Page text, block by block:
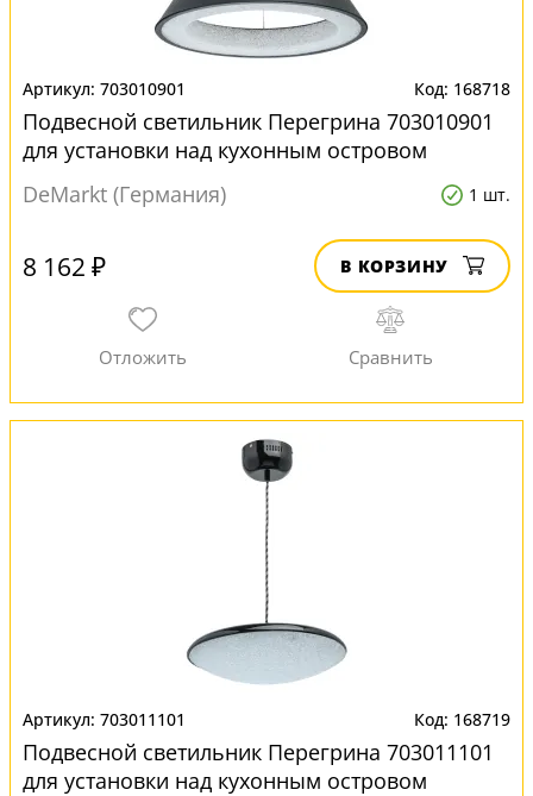
703010901 168718
Подвесной светильник Перегрина 703010901
для установки над кухонным островом
DeMarkt (Германия)
1 шт.
8 162 ₽ В КОРЗИНУ
703011101 168719
Подвесной светильник Перегрина 703011101
для установки над кухонным островом